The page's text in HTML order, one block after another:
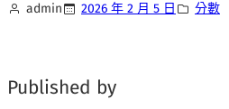
admin 2026 年 2 月 5 日 分數
Published by